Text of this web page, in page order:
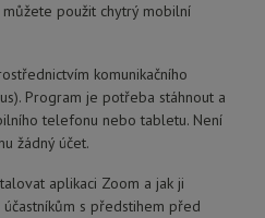
použit chytrý mobilní
komunikačního
Program je potřeba stáhnout a
telefonu nebo tabletu. Není
žádný účet.
aplikaci Zoom a jak ji
s předstihem před